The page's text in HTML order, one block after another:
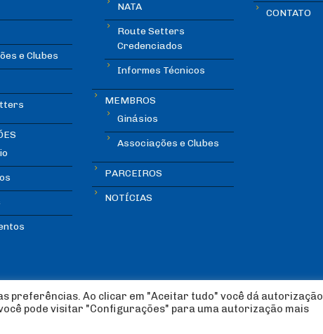
e Clubes
NATA
Route Setters
Credenciados
Informes Técnicos
MEMBROS
Ginásios
Associações e Clubes
PARCEIROS
NOTÍCIAS
CONTATO
Esportiva 2018 | Design:Imagética Design
preferências. Ao clicar em "Aceitar tudo" você dá autorização
pode visitar "Configurações" para uma autorização mais